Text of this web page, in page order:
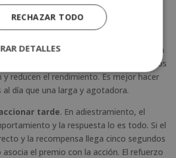
las personas del hogar.
es la
especialmente los cachorros, tienen una
limitada. Sesiones de más de 20 minutos
y reducen el rendimiento. Es mejor hacer
día que una larga y agotadora.
tarde. En adiestramiento, el
y la respuesta lo es todo. Si el
y la recompensa llega cinco segundos
asocia el premio con la acción. El refuerzo
RECHAZAR TODO
DETALLES